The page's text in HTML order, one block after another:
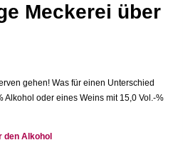
Meckerei über
gehen! Was für einen Unterschied
Alkohol oder eines Weins mit 15,0 Vol.-%
den Alkohol